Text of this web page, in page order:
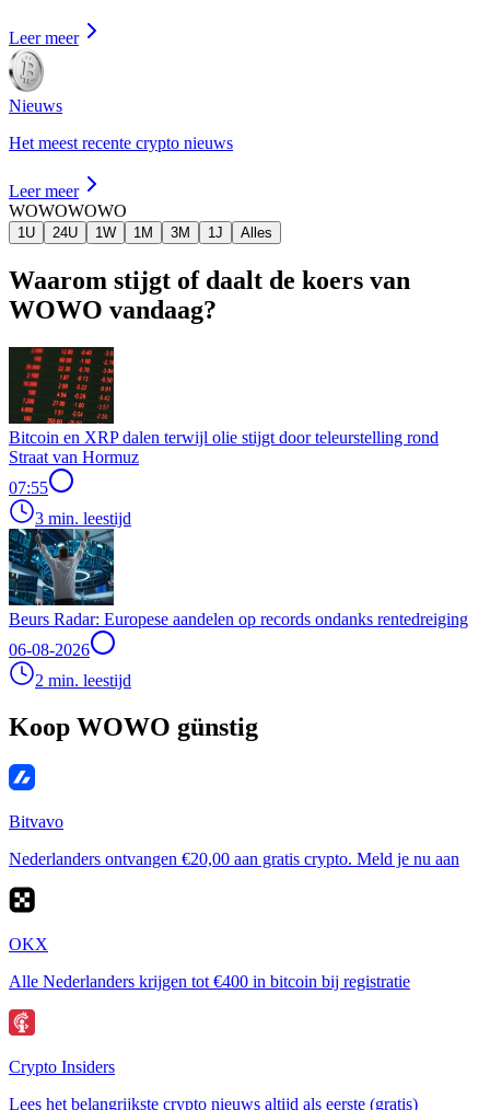
Leer meer
Nieuws
Het meest recente crypto nieuws
Leer meer
WOWOWOWO
1U 24U 1W 1M 3M 1J Alles
Waarom stijgt of daalt de koers van
WOWO vandaag?
Bitcoin en XRP dalen terwijl olie stijgt door teleurstelling rond
Straat van Hormuz
07:55
3 min. leestijd
Beurs Radar: Europese aandelen op records ondanks rentedreiging
06-08-2026
2 min. leestijd
Koop WOWO günstig
Bitvavo
Nederlanders ontvangen €20,00 aan gratis crypto. Meld je nu aan
OKX
Alle Nederlanders krijgen tot €400 in bitcoin bij registratie
Crypto Insiders
Lees het belangrijkste crypto nieuws altijd als eerste (gratis)